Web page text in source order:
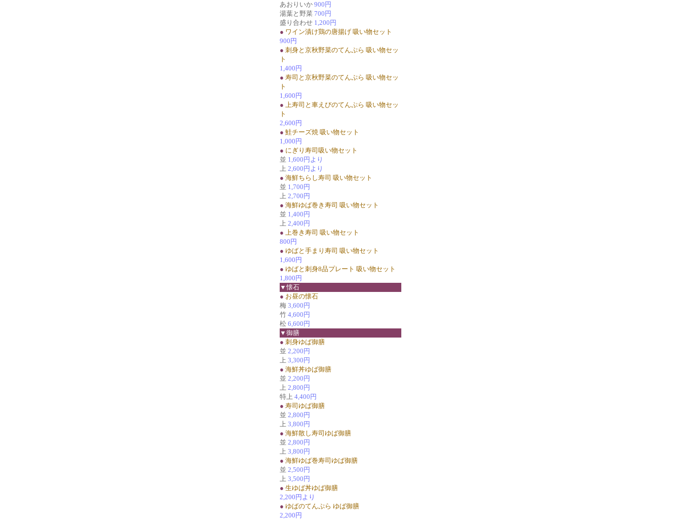
あおりいか 900円
湯葉と野菜 700円
盛り合わせ 1,200円
● ワイン漬け鶏の唐揚げ 吸い物セット
900円
● 刺身と京秋野菜のてんぷら 吸い物セッ
ト
1,400円
● 寿司と京秋野菜のてんぷら 吸い物セッ
ト
1,600円
● 上寿司と車えびのてんぷら 吸い物セッ
ト
2,600円
● 鮭チーズ焼 吸い物セット
1,000円
● にぎり寿司吸い物セット
並 1,600円より
上 2,600円より
● 海鮮ちらし寿司 吸い物セット
並 1,700円
上 2,700円
● 海鮮ゆば巻き寿司 吸い物セット
並 1,400円
上 2,400円
● 上巻き寿司 吸い物セット
800円
● ゆばと手まり寿司 吸い物セット
1,600円
● ゆばと刺身8品プレート 吸い物セット
1,800円
▼懐石
● お昼の懐石
梅 3,600円
竹 4,600円
松 6,600円
▼御膳
● 刺身ゆば御膳
並 2,200円
上 3,300円
● 海鮮丼ゆば御膳
並 2,200円
上 2,800円
特上 4,400円
● 寿司ゆば御膳
並 2,800円
上 3,800円
● 海鮮散し寿司ゆば御膳
並 2,800円
上 3,800円
● 海鮮ゆば巻寿司ゆば御膳
並 2,500円
上 3,500円
● 生ゆば丼ゆば御膳
2,200円より
● ゆばのてんぷら ゆば御膳
2,200円